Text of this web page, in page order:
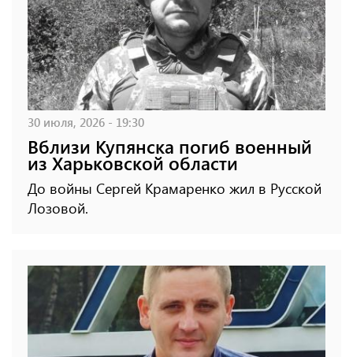
30 июля, 2026 - 19:30
Вблизи Купянска погиб военный
из Харьковской области
До войны Сергей Крамаренко жил в Русской
Лозовой.